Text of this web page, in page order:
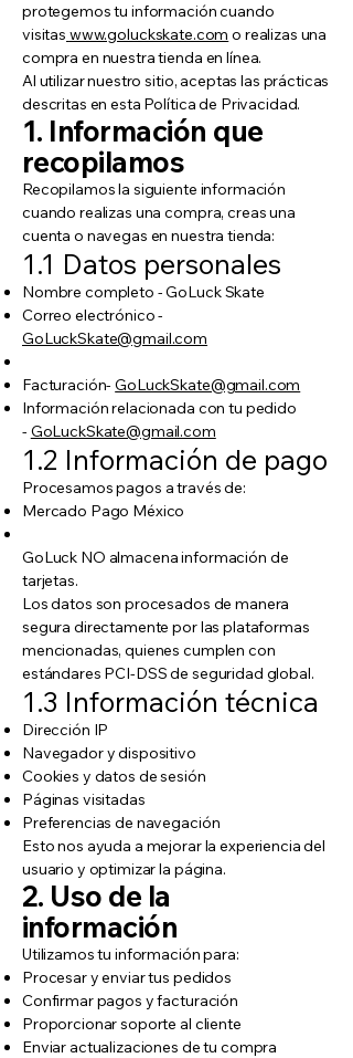
protegemos tu información cuando
visitas www.goluckskate.com o realizas una
compra en nuestra tienda en línea.
Al utilizar nuestro sitio, aceptas las prácticas
descritas en esta Política de Privacidad.
1. Información que
recopilamos
Recopilamos la siguiente información
cuando realizas una compra, creas una
cuenta o navegas en nuestra tienda:
1.1 Datos personales
Nombre completo - GoLuck Skate
Correo electrónico -
GoLuckSkate@gmail.com
Facturación-GoLuckSkate@gmail.com
Información relacionada con tu pedido
- GoLuckSkate@gmail.com
1.2 Información de pago
Procesamos pagos a través de:
Mercado Pago México
GoLuck NO almacena información de
tarjetas.
Los datos son procesados de manera
segura directamente por las plataformas
mencionadas, quienes cumplen con
estándares PCI-DSS de seguridad global.
1.3 Información técnica
Dirección IP
Navegador y dispositivo
Cookies y datos de sesión
Páginas visitadas
Preferencias de navegación
Esto nos ayuda a mejorar la experiencia del
usuario y optimizar la página.
2. Uso de la
información
Utilizamos tu información para:
Procesar y enviar tus pedidos
Confirmar pagos y facturación
Proporcionar soporte al cliente
Enviar actualizaciones de tu compra